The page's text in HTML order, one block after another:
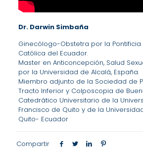
Dr. Darwin Simbaña
Ginecólogo-Obstetra por la Pontificia
Católica del Ecuador.
Master en Anticoncepción, Salud
por la Universidad de Alcalá, España.
Miembro adjunto de la Sociedad de
Tracto Inferior y Colposcopia de
Catedrático Universitario de la
Francisco de Quito y de la
Quito- Ecuador
Compartir